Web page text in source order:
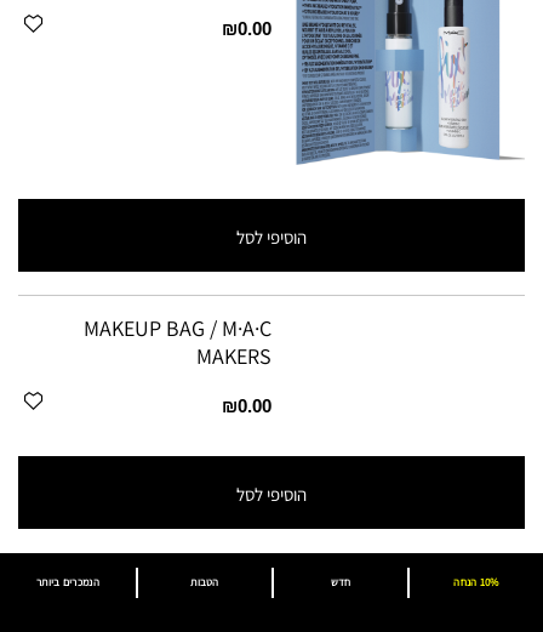
₪0.00
הוסיפי לסל
MAKEUP BAG / M·A·C
MAKERS
₪0.00
הוסיפי לסל
הנמכרים ביותר הטבות חדש 10% הנחה